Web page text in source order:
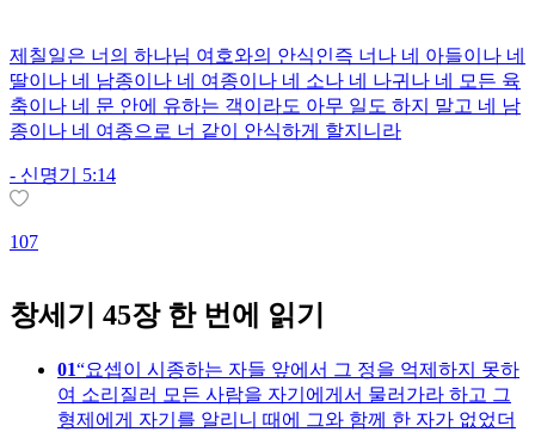
제칠일은 너의 하나님 여호와의 안식인즉 너나 네 아들이나 네
딸이나 네 남종이나 네 여종이나 네 소나 네 나귀나 네 모든 육
축이나 네 문 안에 유하는 객이라도 아무 일도 하지 말고 네 남
종이나 네 여종으로 너 같이 안식하게 할지니라
- 신명기 5:14
107
창세기 45장 한 번에 읽기
01
요셉이 시종하는 자들 앞에서 그 정을 억제하지 못하
여 소리질러 모든 사람을 자기에게서 물러가라 하고 그
형제에게 자기를 알리니 때에 그와 함께 한 자가 없었더